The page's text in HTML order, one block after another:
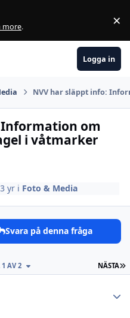
more. ×
Logga in
NVV har släppt info:
om
i våtmarker
3 yr i Foto & Media
Svara på denna fråga
NÄSTA
1 AV 2